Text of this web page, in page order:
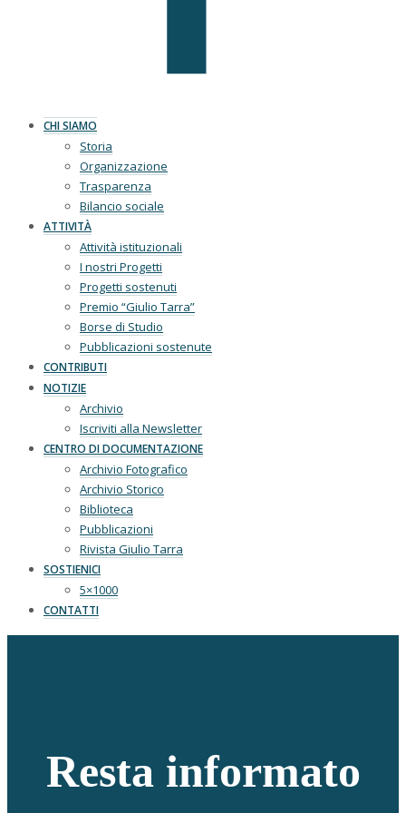
CHI SIAMO
Storia
Organizzazione
Trasparenza
Bilancio sociale
ATTIVITÀ
Attività istituzionali
I nostri Progetti
Progetti sostenuti
Premio “Giulio Tarra”
Borse di Studio
Pubblicazioni sostenute
CONTRIBUTI
NOTIZIE
Archivio
Iscriviti alla Newsletter
CENTRO DI DOCUMENTAZIONE
Archivio Fotografico
Archivio Storico
Biblioteca
Pubblicazioni
Rivista Giulio Tarra
SOSTIENICI
5×1000
CONTATTI
Resta informato